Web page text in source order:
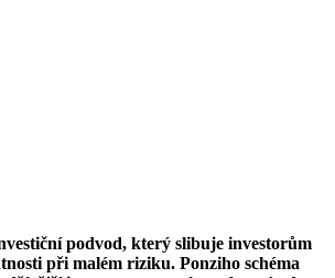
podvod, který slibuje investorům
při malém riziku. Ponziho schéma